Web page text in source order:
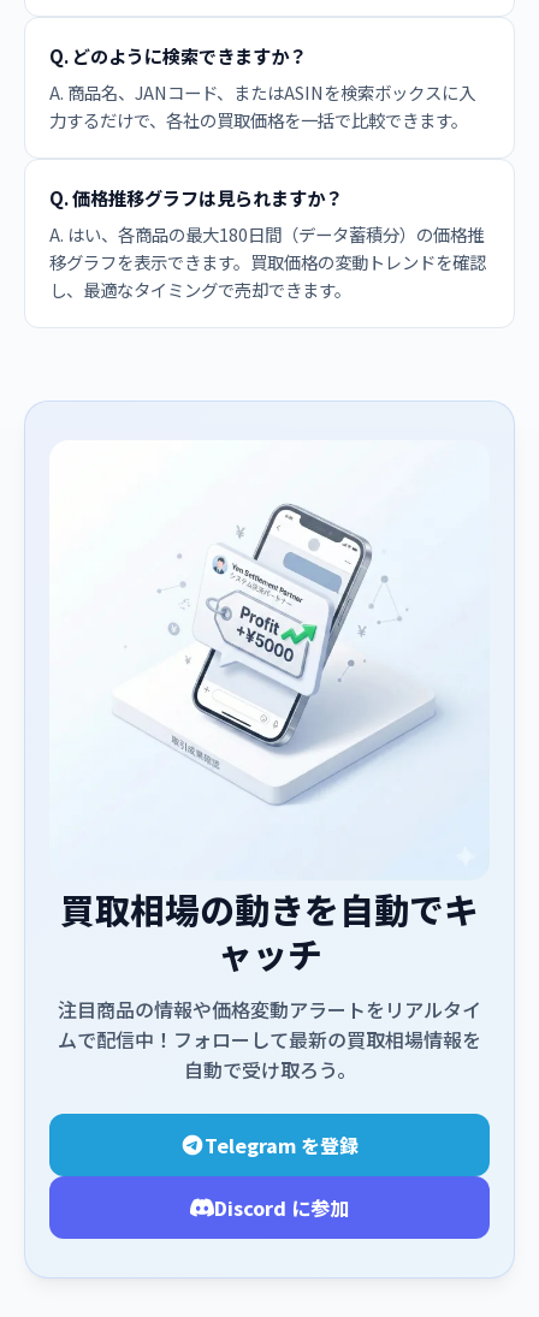
Q. どのように検索できますか？
A. 商品名、JANコード、またはASINを検索ボックスに入
力するだけで、各社の買取価格を一括で比較できます。
Q. 価格推移グラフは見られますか？
A. はい、各商品の最大180日間（データ蓄積分）の価格推
移グラフを表示できます。買取価格の変動トレンドを確認
し、最適なタイミングで売却できます。
買取相場の動きを自動でキ
ャッチ
注目商品の情報や価格変動アラートをリアルタイ
ムで配信中！フォローして最新の買取相場情報を
自動で受け取ろう。
Telegram を登録
Discord に参加